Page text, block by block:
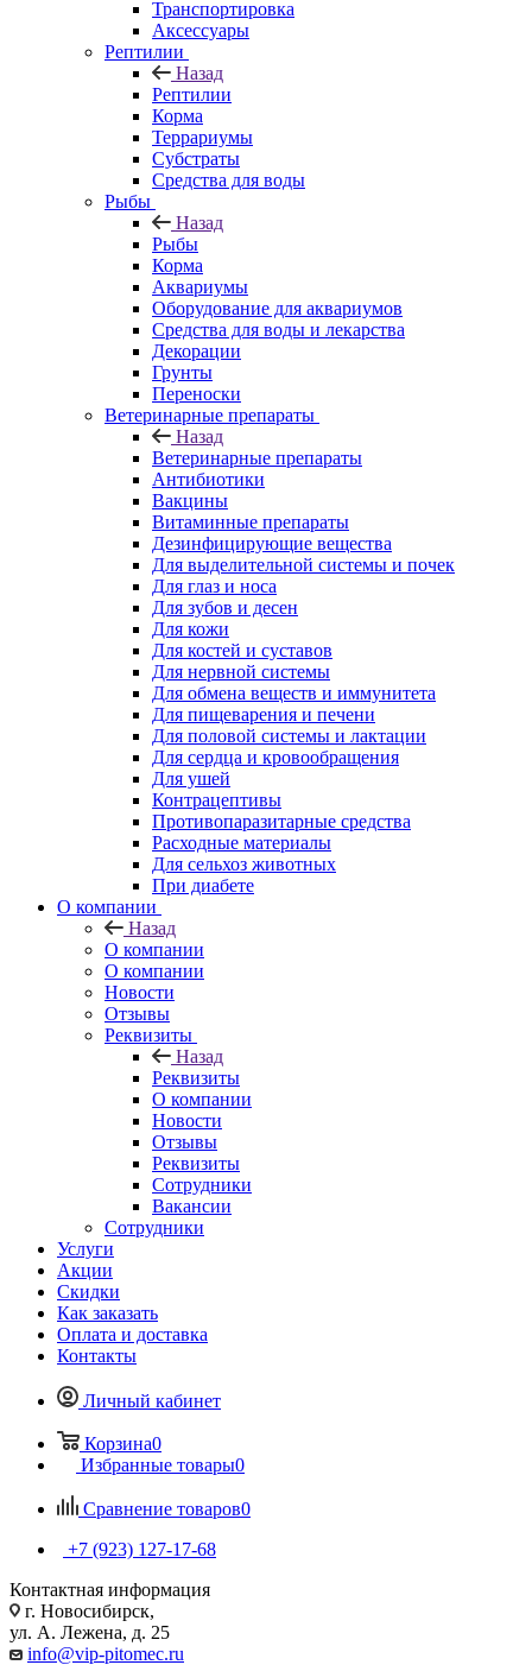
Транспортировка
Аксессуары
Рептилии
Назад
Рептилии
Корма
Террариумы
Субстраты
Средства для воды
Рыбы
Назад
Рыбы
Корма
Аквариумы
Оборудование для аквариумов
Средства для воды и лекарства
Декорации
Грунты
Переноски
Ветеринарные препараты
Назад
Ветеринарные препараты
Антибиотики
Вакцины
Витаминные препараты
Дезинфицирующие вещества
Для выделительной системы и почек
Для глаз и носа
Для зубов и десен
Для кожи
Для костей и суставов
Для нервной системы
Для обмена веществ и иммунитета
Для пищеварения и печени
Для половой системы и лактации
Для сердца и кровообращения
Для ушей
Контрацептивы
Противопаразитарные средства
Расходные материалы
Для сельхоз животных
При диабете
О компании
Назад
О компании
О компании
Новости
Отзывы
Реквизиты
Назад
Реквизиты
О компании
Новости
Отзывы
Реквизиты
Сотрудники
Вакансии
Сотрудники
Услуги
Акции
Скидки
Как заказать
Оплата и доставка
Контакты
Личный кабинет
Корзина0
Избранные товары0
Сравнение товаров0
+7 (923) 127-17-68
Контактная информация
г. Новосибирск,
ул. А. Лежена, д. 25
info@vip-pitomec.ru